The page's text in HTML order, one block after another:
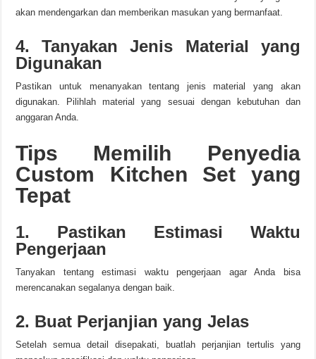
akan mendengarkan dan memberikan masukan yang bermanfaat.
4. Tanyakan Jenis Material yang
Digunakan
Pastikan untuk menanyakan tentang jenis material yang akan
digunakan. Pilihlah material yang sesuai dengan kebutuhan dan
anggaran Anda.
Tips Memilih Penyedia
Custom Kitchen Set yang
Tepat
1. Pastikan Estimasi Waktu
Pengerjaan
Tanyakan tentang estimasi waktu pengerjaan agar Anda bisa
merencanakan segalanya dengan baik.
2. Buat Perjanjian yang Jelas
Setelah semua detail disepakati, buatlah perjanjian tertulis yang